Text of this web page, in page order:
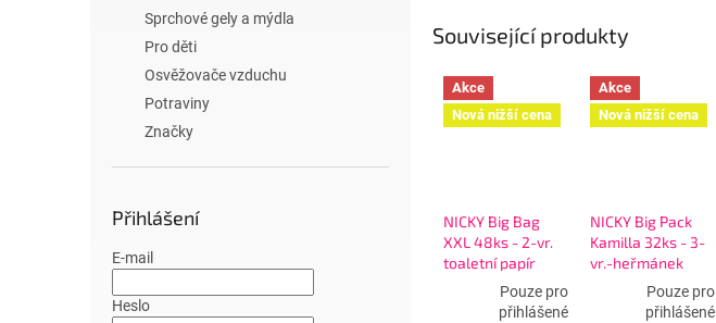
Sprchové gely a mýdla
Pro děti
Osvěžovače vzduchu
Potraviny
Značky
Přihlášení
E-mail
Heslo
Související produkty
Akce
Nová nižší cena
NICKY Big Bag
XXL 48ks - 2-vr.
toaletní papír
Pouze pro
přihlášené
Akce
Nová nižší cena
NICKY Big Pack
Kamilla 32ks - 3-
vr.-heřmánek
toaletní papírPouze pro
přihlášené